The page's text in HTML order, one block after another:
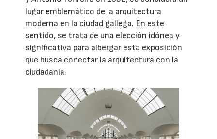
lugar emblemático de la arquitectura
moderna en la ciudad gallega. En este
sentido, se trata de una elección idónea y
significativa para albergar esta exposición
que busca conectar la arquitectura con la
ciudadanía.